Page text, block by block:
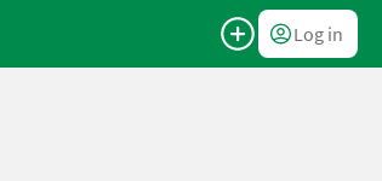
Log in